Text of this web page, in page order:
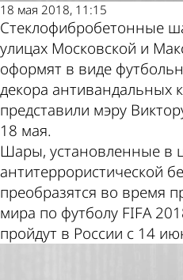
18 мая 2018, 11:15
Стеклофибробетонные
улицах Московской и
оформят в виде
декора антивандальных
представили мэру
18 мая.
Шары, установленные в
антитеррористической
преобразятся во время
мира по футболу FIFA
пройдут в России с 14